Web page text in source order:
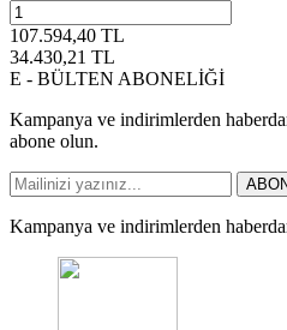
107.594,40 TL
34.430,21 TL
E - BÜLTEN ABONELİĞİ
Kampanya ve indirimlerden
abone olun.
Kampanya ve indirimlerden